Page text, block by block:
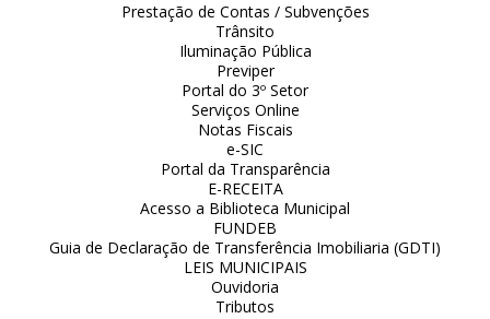
Prestação de Contas / Subvenções
Trânsito
Iluminação Pública
Previper
Portal do 3º Setor
Serviços Online
Notas Fiscais
e-SIC
Portal da Transparência
E-RECEITA
Acesso a Biblioteca Municipal
FUNDEB
Guia de Declaração de Transferência Imobiliaria (GDTI)
LEIS MUNICIPAIS
Ouvidoria
Tributos